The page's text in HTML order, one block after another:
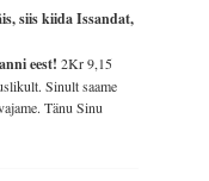
siis kiida Issandat,
eest!2Kr 9,15
Sinult saame
Tänu Sinu